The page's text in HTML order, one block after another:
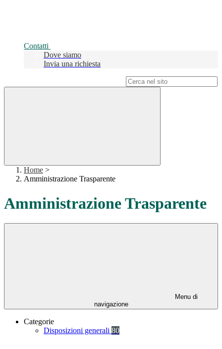
Contatti
Dove siamo
Invia una richiesta
Home >
Amministrazione Trasparente
Amministrazione Trasparente
Menu di
navigazione
Categorie
Disposizioni generali 80